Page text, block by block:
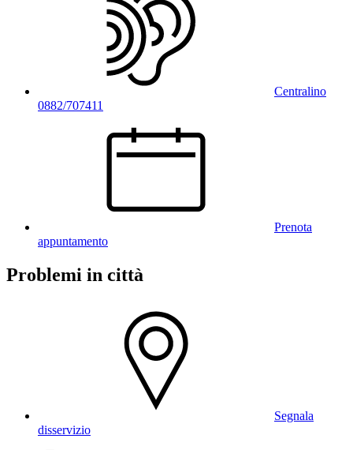
Centralino
0882/707411
Prenota
appuntamento
Problemi in città
Segnala
disservizio